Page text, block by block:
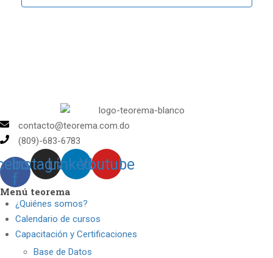
contacto@teorema.com.do
(809)-683-6783
f
Instagram
LinkedinYoutube
Menú teorema
¿Quiénes somos?
Calendario de cursos
Capacitación y Certificaciones
Base de Datos